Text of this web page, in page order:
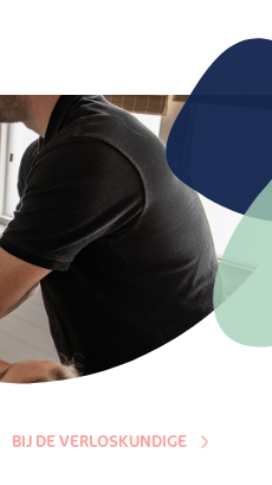
BIJ DE VERLOSKUNDIGE